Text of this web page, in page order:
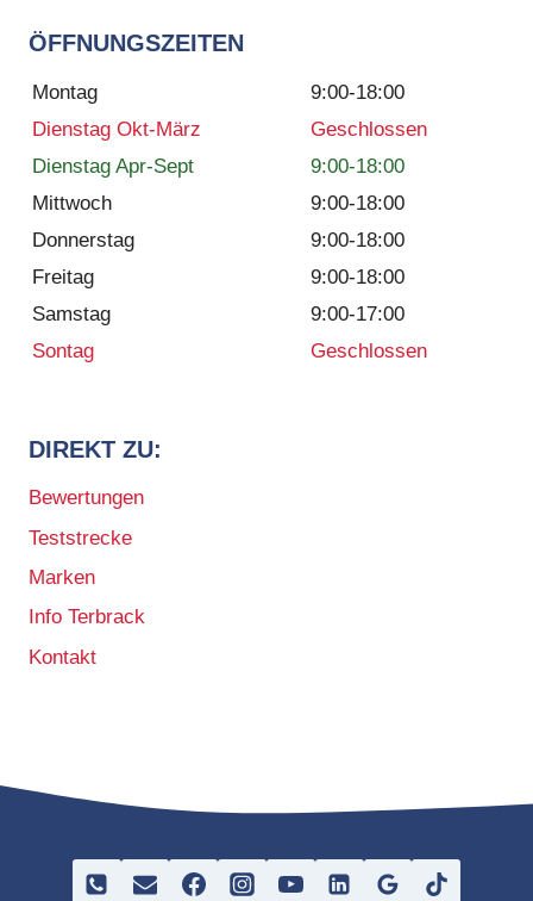
ÖFFNUNGSZEITEN
Montag
9:00-18:00
Dienstag Okt-März
Geschlossen
Dienstag Apr-Sept
9:00-18:00
Mittwoch
9:00-18:00
Donnerstag
9:00-18:00
Freitag
9:00-18:00
Samstag
9:00-17:00
Sontag
Geschlossen
DIREKT ZU:
Bewertungen
Teststrecke
Marken
Info Terbrack
Kontakt